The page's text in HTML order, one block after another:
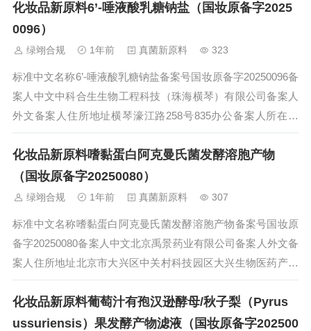
人名称境内责任人住所地址备案日期2025-08-08状态技术要求
备案后...
化妆品新原料6’-唾液酸乳糖钠盐（国妆原备字2025
0096）
绿翊合规 1年前 真菌新原料 323
标准中文名称6’-唾液酸乳糖钠盐备案号国妆原备字20250096备
案人中文中科合生生物工程科技（珠海横琴）有限公司备案人
外文备案人住所地址横琴濠江路258号835办公备案人所在国
（地区）境内责任人名称境内责任人住所地址备案日期2025-0
8-07状态技术要求备案后监督检查情况历史记录备注...
化妆品新原料嗜黏蛋白阿克曼氏菌发酵溶胞产物
（国妆原备字20250080）
绿翊合规 1年前 真菌新原料 307
标准中文名称嗜黏蛋白阿克曼氏菌发酵溶胞产物备案号国妆原
备字20250080备案人中文北京禹景药业有限公司备案人外文备
案人住所地址北京市大兴区中关村科技园区大兴生物医药产业
基地庆丰西路55号院5号楼4层401室备案人所在国（地区）境
内责任人名称境内责任人住所地址备案日期2025-06-24状态技
术要求...
化妆品新原料葡萄汁有孢汉逊酵母/秋子梨（Pyrus
ussuriensis）果发酵产物滤液（国妆原备字202500